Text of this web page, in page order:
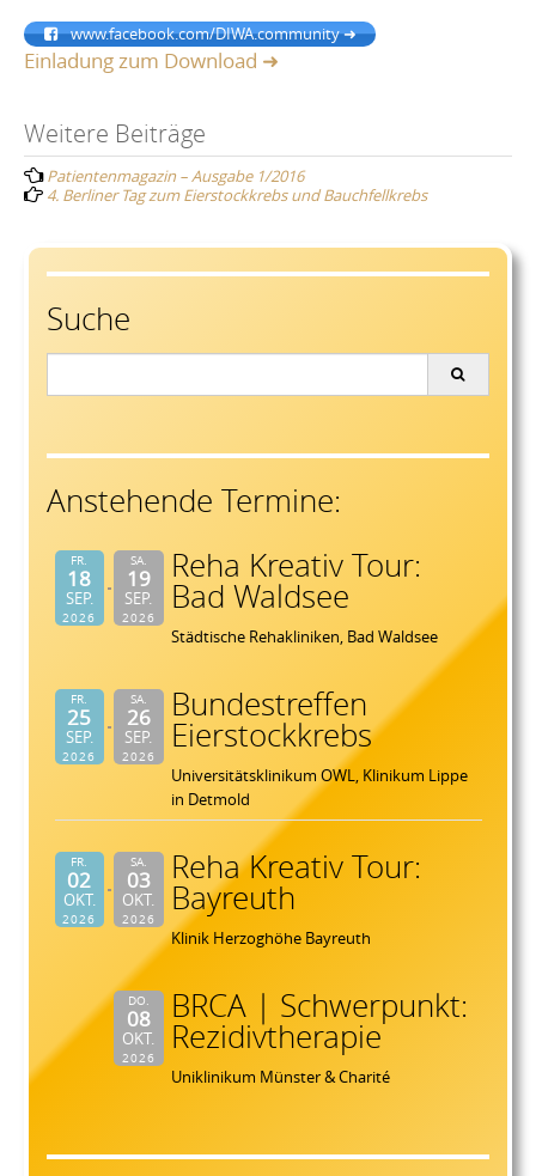
www.facebook.com/DIWA.community ➜
Einladung zum Download ➜
Post
navigation
Weitere Beiträge
Patientenmagazin – Ausgabe 1/2016
4. Berliner Tag zum Eierstockkrebs und Bauchfellkrebs
Suche
Anstehende Termine:
FR.
18
SEP.
2026
SA.
19
SEP.
2026
Reha Kreativ Tour:
Bad Waldsee
Städtische Rehakliniken, Bad Waldsee
FR.
25
SEP.
2026
SA.
26
SEP.
2026
Bundestreffen
Eierstockkrebs
Universitätsklinikum OWL, Klinikum Lippe
in Detmold
FR.
02
OKT.
2026
SA.
03
OKT.
2026
Reha Kreativ Tour:
Bayreuth
Klinik Herzoghöhe Bayreuth
DO.
08
OKT.
2026
BRCA | Schwerpunkt:
Rezidivtherapie
Uniklinikum Münster & Charité